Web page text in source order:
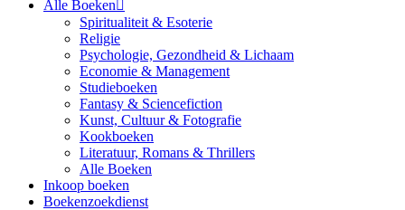
Alle Boeken
Spiritualiteit & Esoterie
Religie
Psychologie, Gezondheid & Lichaam
Economie & Management
Studieboeken
Fantasy & Sciencefiction
Kunst, Cultuur & Fotografie
Kookboeken
Literatuur, Romans & Thrillers
Alle Boeken
Inkoop boeken
Boekenzoekdienst